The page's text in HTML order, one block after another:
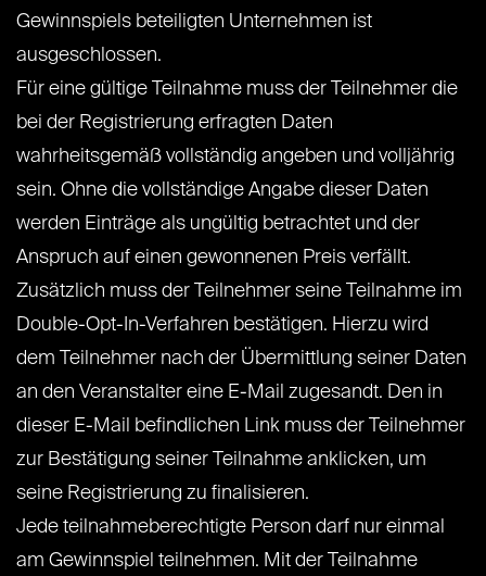
Gewinnspiels beteiligten Unternehmen ist
ausgeschlossen.
Für eine gültige Teilnahme muss der Teilnehmer die
bei der Registrierung erfragten Daten
wahrheitsgemäß vollständig angeben und volljährig
sein. Ohne die vollständige Angabe dieser Daten
werden Einträge als ungültig betrachtet und der
Anspruch auf einen gewonnenen Preis verfällt.
Zusätzlich muss der Teilnehmer seine Teilnahme im
Double-Opt-In-Verfahren bestätigen. Hierzu wird
dem Teilnehmer nach der Übermittlung seiner Daten
an den Veranstalter eine E-Mail zugesandt. Den in
dieser E-Mail befindlichen Link muss der Teilnehmer
zur Bestätigung seiner Teilnahme anklicken, um
seine Registrierung zu finalisieren.
Jede teilnahmeberechtigte Person darf nur einmal
am Gewinnspiel teilnehmen. Mit der Teilnahme